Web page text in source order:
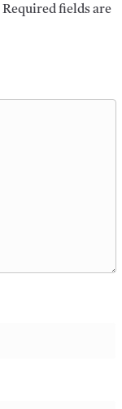
Required fields are